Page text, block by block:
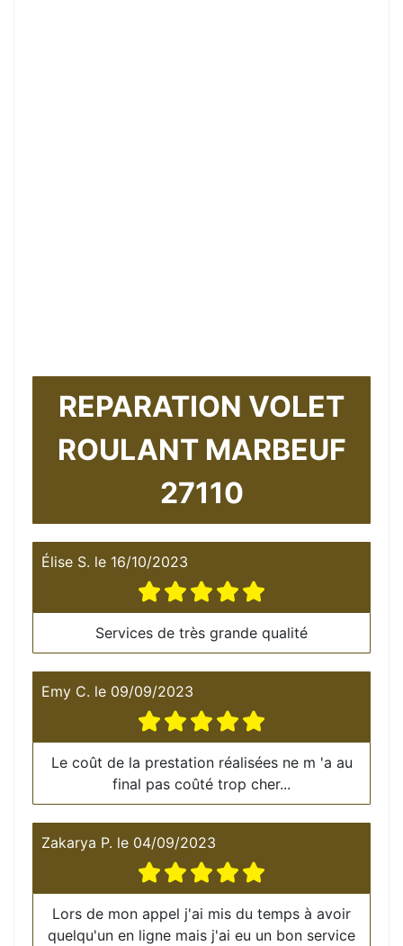
REPARATION VOLET
ROULANT MARBEUF
27110
Élise S. le 16/10/2023
Services de très grande qualité
Emy C. le 09/09/2023
Le coût de la prestation réalisées ne m 'a au
final pas coûté trop cher...
Zakarya P. le 04/09/2023
Lors de mon appel j'ai mis du temps à avoir
quelqu'un en ligne mais j'ai eu un bon service